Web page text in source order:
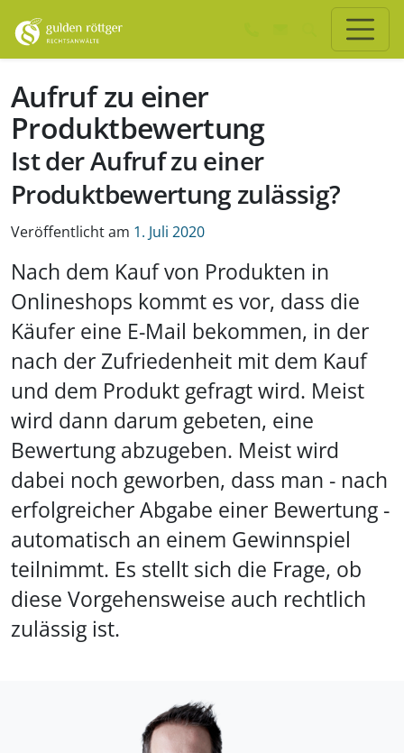
Aufruf zu einer
Produktbewertung
Ist der Aufruf zu einer
Produktbewertung zulässig?
Veröffentlicht am 1. Juli 2020
Nach dem Kauf von Produkten in
Onlineshops kommt es vor, dass die
Käufer eine E-Mail bekommen, in der
nach der Zufriedenheit mit dem Kauf
und dem Produkt gefragt wird. Meist
wird dann darum gebeten, eine
Bewertung abzugeben. Meist wird
dabei noch geworben, dass man - nach
erfolgreicher Abgabe einer Bewertung -
automatisch an einem Gewinnspiel
teilnimmt. Es stellt sich die Frage, ob
diese Vorgehensweise auch rechtlich
zulässig ist.